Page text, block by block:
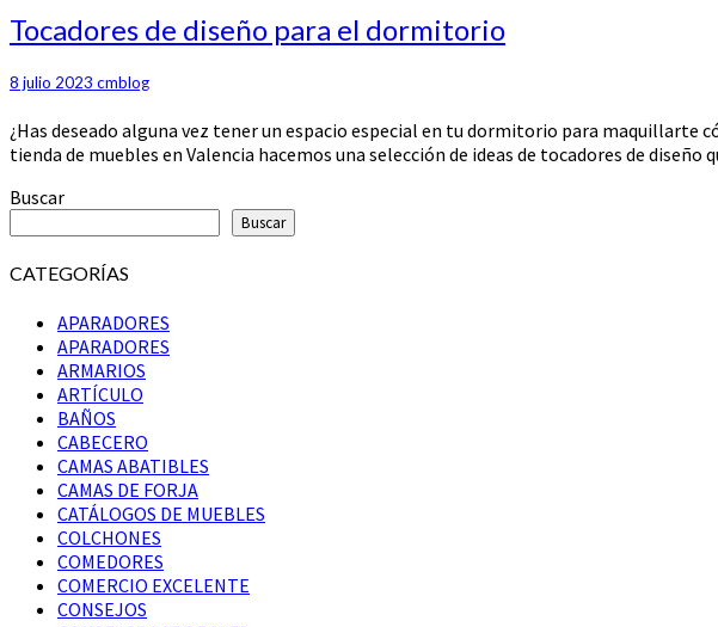
Tocadores
de
para
dormitorio
Tocadores de diseño para el dormitorio
8 julio 2023 cmblog
¿Has deseado alguna vez tener un espacio especial en tu dormitorio para
tienda de muebles en Valencia hacemos una selección de ideas de tocadores de
Buscar
Buscar
CATEGORÍAS
APARADORES
APARADORES
ARMARIOS
ARTÍCULO
BAÑOS
CABECERO
CAMAS ABATIBLES
CAMAS DE FORJA
CATÁLOGOS DE MUEBLES
COLCHONES
COMEDORES
COMERCIO EXCELENTE
CONSEJOS